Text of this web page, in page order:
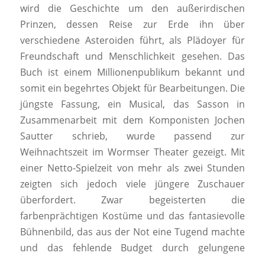
wird die Geschichte um den außerirdischen
Prinzen, dessen Reise zur Erde ihn über
verschiedene Asteroiden führt, als Plädoyer für
Freundschaft und Menschlichkeit gesehen. Das
Buch ist einem Millionenpublikum bekannt und
somit ein begehrtes Objekt für Bearbeitungen. Die
jüngste Fassung, ein Musical, das Sasson in
Zusammenarbeit mit dem Komponisten Jochen
Sautter schrieb, wurde passend zur
Weihnachtszeit im Wormser Theater gezeigt. Mit
einer Netto-Spielzeit von mehr als zwei Stunden
zeigten sich jedoch viele jüngere Zuschauer
überfordert. Zwar begeisterten die
farbenprächtigen Kostüme und das fantasievolle
Bühnenbild, das aus der Not eine Tugend machte
und das fehlende Budget durch gelungene